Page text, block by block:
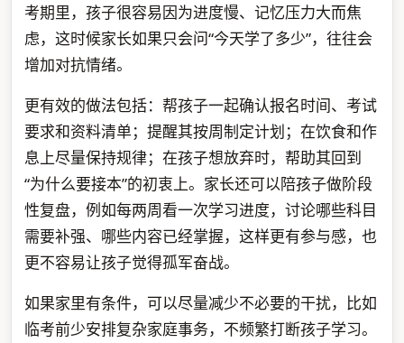
考期里，孩子很容易因为进度慢、记忆压力大而焦
虑，这时候家长如果只会问“今天学了多少”，往往会
增加对抗情绪。
更有效的做法包括：帮孩子一起确认报名时间、考试
要求和资料清单；提醒其按周制定计划；在饮食和作
息上尽量保持规律；在孩子想放弃时，帮助其回到
“为什么要接本”的初衷上。家长还可以陪孩子做阶段
性复盘，例如每两周看一次学习进度，讨论哪些科目
需要补强、哪些内容已经掌握，这样更有参与感，也
更不容易让孩子觉得孤军奋战。
如果家里有条件，可以尽量减少不必要的干扰，比如
临考前少安排复杂家庭事务，不频繁打断孩子学习。